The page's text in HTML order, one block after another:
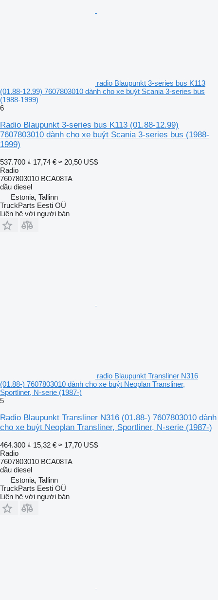
radio Blaupunkt 3-series bus K113
(01.88-12.99) 7607803010 dành cho xe buýt Scania 3-series bus
(1988-1999)
6
Radio Blaupunkt 3-series bus K113 (01.88-12.99)
7607803010 dành cho xe buýt Scania 3-series bus (1988-
1999)
537.700 ₫ 17,74 € ≈ 20,50 US$
Radio
7607803010 BCA08TA
dầu diesel
Estonia, Tallinn
TruckParts Eesti OÜ
Liên hệ với người bán
radio Blaupunkt Transliner N316
(01.88-) 7607803010 dành cho xe buýt Neoplan Transliner,
Sportliner, N-serie (1987-)
5
Radio Blaupunkt Transliner N316 (01.88-) 7607803010 dành
cho xe buýt Neoplan Transliner, Sportliner, N-serie (1987-)
464.300 ₫ 15,32 € ≈ 17,70 US$
Radio
7607803010 BCA08TA
dầu diesel
Estonia, Tallinn
TruckParts Eesti OÜ
Liên hệ với người bán